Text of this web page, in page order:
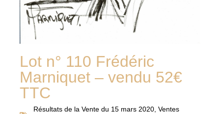
Lot n° 110 Frédéric
Marniquet – vendu 52€
TTC
Résultats de la Vente du 15 mars 2020, Ventes